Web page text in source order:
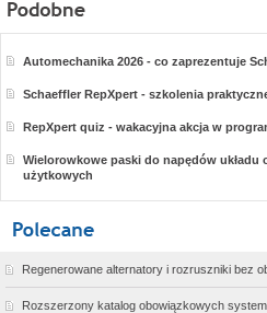
Automechanika 2026 - co zaprezentuje
Schaeffler RepXpert - szkolenia
RepXpert quiz - wakacyjna akcja w
Wielorowkowe paski do napędów
użytkowych
Regenerowane alternatory i rozruszniki bez
Rozszerzony katalog obowiązkowych